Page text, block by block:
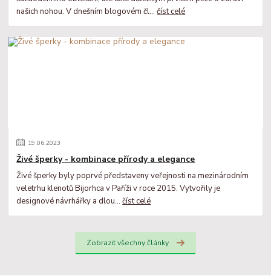
našich nohou. V dnešním blogovém čl...číst celé
19.06.2023
Živé šperky - kombinace přírody a elegance
Živé šperky byly poprvé představeny veřejnosti na mezinárodním
veletrhu klenotů Bijorhca v Paříži v roce 2015. Vytvořily je
designové návrhářky a dlou...číst celé
Zobrazit všechny články